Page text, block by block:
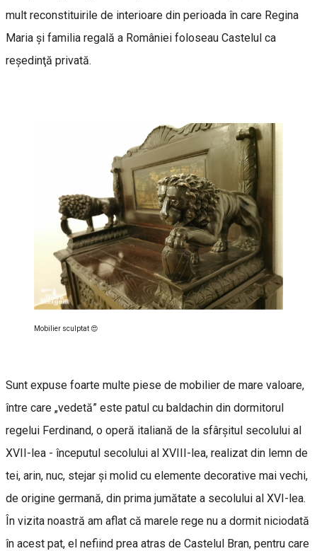
mult reconstituirile de interioare din perioada în care Regina
Maria şi familia regală a României foloseau Castelul ca
reşedinţă privată.
Mobilier sculptat 😍
Sunt expuse foarte multe piese de mobilier de mare valoare,
între care „vedetă” este patul cu baldachin din dormitorul
regelui Ferdinand, o operă italiană de la sfârșitul secolului al
XVII-lea - începutul secolului al XVIII-lea, realizat din lemn de
tei, arin, nuc, stejar şi molid cu elemente decorative mai vechi,
de origine germană, din prima jumătate a secolului al XVI-lea.
În vizita noastră am aflat că marele rege nu a dormit niciodată
în acest pat, el nefiind prea atras de Castelul Bran, pentru care